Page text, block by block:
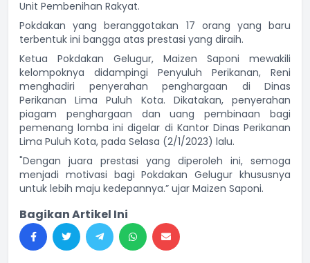
Unit Pembenihan Rakyat.
Pokdakan yang beranggotakan 17 orang yang baru
terbentuk ini bangga atas prestasi yang diraih.
Ketua Pokdakan Gelugur, Maizen Saponi mewakili
kelompoknya didampingi Penyuluh Perikanan, Reni
menghadiri penyerahan penghargaan di Dinas
Perikanan Lima Puluh Kota. Dikatakan, penyerahan
piagam penghargaan dan uang pembinaan bagi
pemenang lomba ini digelar di Kantor Dinas Perikanan
Lima Puluh Kota, pada Selasa (2/1/2023) lalu.
"Dengan juara prestasi yang diperoleh ini, semoga
menjadi motivasi bagi Pokdakan Gelugur khususnya
untuk lebih maju kedepannya.” ujar Maizen Saponi.
Bagikan Artikel Ini